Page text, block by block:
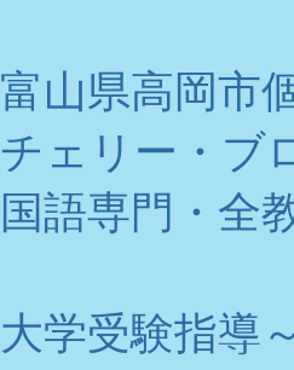
富山県高岡市
チェリー・ブ
国語専門・全
大学受験指導